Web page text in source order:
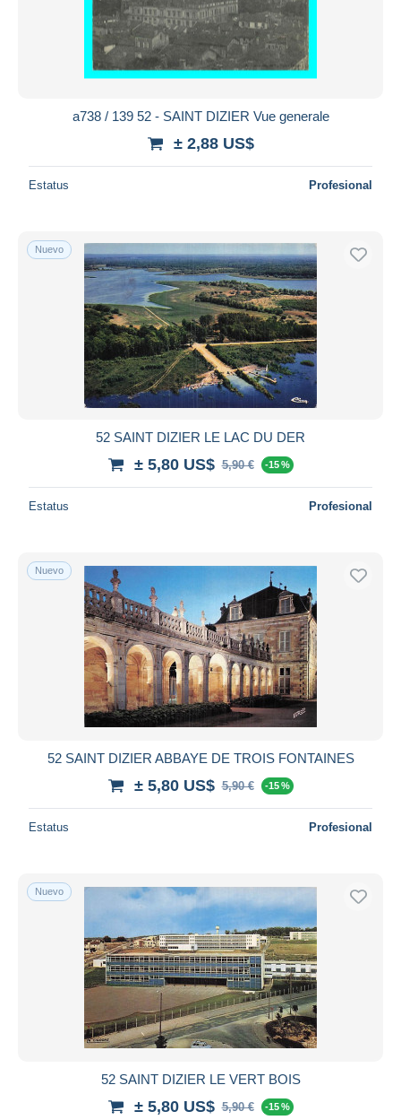
a738 / 139 52 - SAINT DIZIER Vue generale
± 2,88 US$
Estatus Profesional
Nuevo
52 SAINT DIZIER LE LAC DU DER
± 5,80 US$ 5,90 € -15 %
Estatus Profesional
Nuevo
52 SAINT DIZIER ABBAYE DE TROIS FONTAINES
± 5,80 US$ 5,90 € -15 %
Estatus Profesional
Nuevo
52 SAINT DIZIER LE VERT BOIS
± 5,80 US$ 5,90 € -15 %